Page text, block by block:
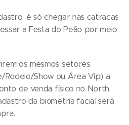
é só chegar nas catracas
a Festa do Peão por meio
os mesmos setores
Rodeio/Show ou Área Vip) a
de venda físico no North
da biometria facial será